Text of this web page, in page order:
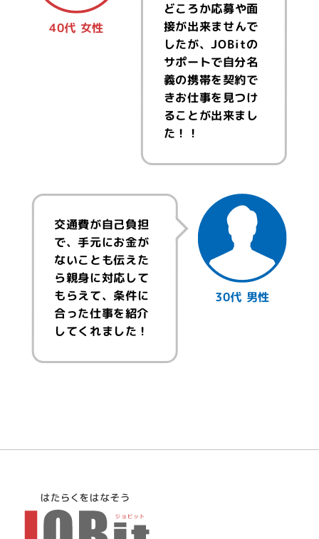
40代 女性
どころか応募や面
接が出来ませんで
したが、JOBitの
サポートで自分名
義の携帯を契約で
きお仕事を見つけ
ることが出来まし
た！！
30代 男性
交通費が自己負担
で、手元にお金が
ないことも伝えた
ら親身に対応して
もらえて、条件に
合った仕事を紹介
してくれました！